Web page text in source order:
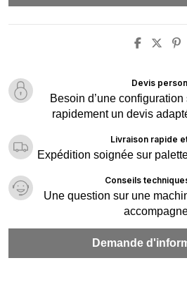
Devis
Besoin d’une
rapidement un devis
Livraison rapide
Expédition soignée sur
Conseils
Une question sur une
Demande